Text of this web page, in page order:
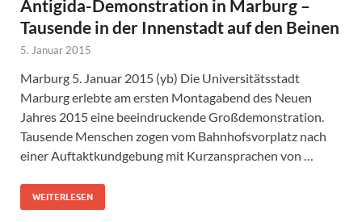
Antigida-Demonstration in Marburg –
Tausende in der Innenstadt auf den Beinen
5. Januar 2015
Marburg 5. Januar 2015 (yb) Die Universitätsstadt
Marburg erlebte am ersten Montagabend des Neuen
Jahres 2015 eine beeindruckende Großdemonstration.
Tausende Menschen zogen vom Bahnhofsvorplatz nach
einer Auftaktkundgebung mit Kurzansprachen von …
WEITERLESEN